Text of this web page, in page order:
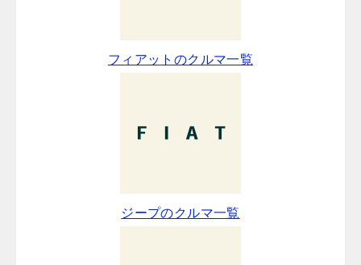
フィアットのクルマ一覧
ジープのクルマ一覧